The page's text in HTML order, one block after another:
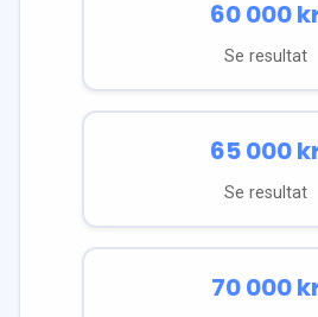
60 000
Se resultat
65 000
Se resultat
70 000